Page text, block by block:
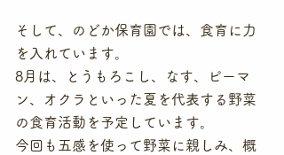
そして、のどか保育園では、食育に力
を入れています。
8月は、とうもろこし、なす、ピーマ
ン、オクラといった夏を代表する野菜
の食育活動を予定しています。
今回も五感を使って野菜に親しみ、概